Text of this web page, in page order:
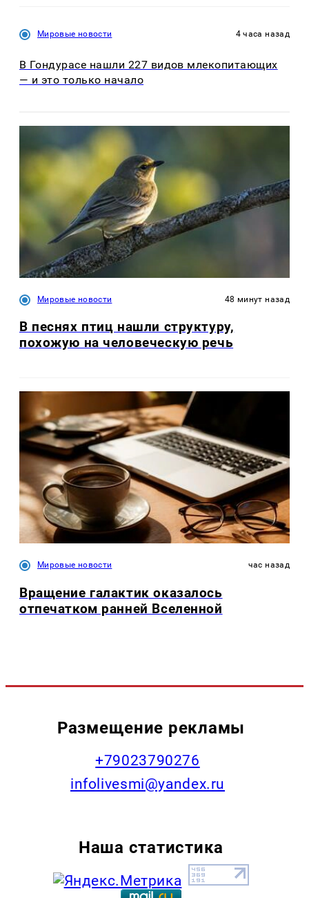
Мировые новости 4 часа назад
В Гондурасе нашли 227 видов млекопитающих
— и это только начало
Мировые новости 48 минут назад
В песнях птиц нашли структуру,
похожую на человеческую речь
Мировые новости час назад
Вращение галактик оказалось
отпечатком ранней Вселенной
Размещение рекламы
+79023790276
infolivesmi@yandex.ru
Наша статистика